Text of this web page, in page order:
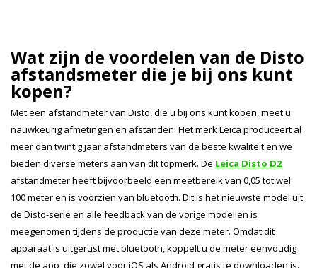
Wat zijn de voordelen van de Disto
afstandsmeter die je bij ons kunt
kopen?
Met een afstandmeter van Disto, die u bij ons kunt kopen, meet u
nauwkeurig afmetingen en afstanden. Het merk Leica produceert al
meer dan twintig jaar afstandmeters van de beste kwaliteit en we
bieden diverse meters aan van dit topmerk. De Leica Disto D2
afstandmeter heeft bijvoorbeeld een meetbereik van 0,05 tot wel
100 meter en is voorzien van bluetooth. Dit is het nieuwste model uit
de Disto-serie en alle feedback van de vorige modellen is
meegenomen tijdens de productie van deze meter. Omdat dit
apparaat is uitgerust met bluetooth, koppelt u de meter eenvoudig
met de app, die zowel voor iOS als Android gratis te downloaden is.